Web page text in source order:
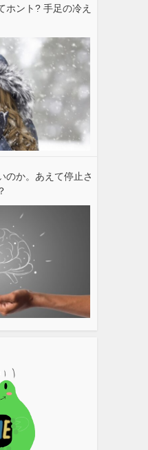
ホント? 手足の冷え
のか。あえて停止さ